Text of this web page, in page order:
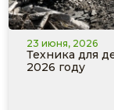
23 июня, 2026
Техника для
2026 году